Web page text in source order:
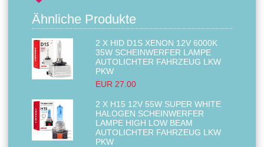
Ähnliche Produkte
2 X HID D1S XENON 12V 6000K
35W SCHEINWERFER LAMPE
AUTOLICHTER FAHRZEUG LKW
PKW
EUR 27.00
2 X H15 12V 55W SUPER WHITE
HALOGEN SCHEINWERFER
LAMPE HIGH LOW BEAM
AUTOLICHTER FAHRZEUG LKW
PKW